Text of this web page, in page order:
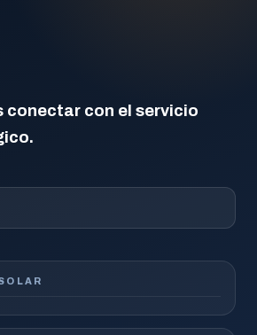
conectar con el servicio